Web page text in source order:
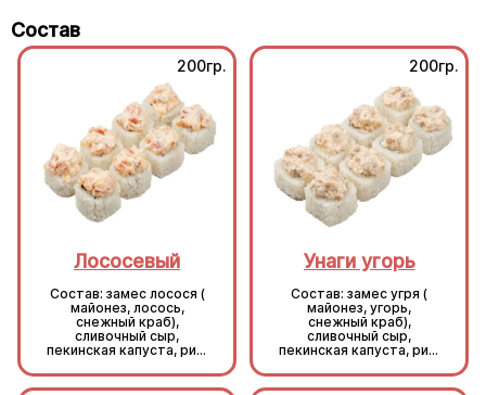
Состав
200гр.
Лососевый
Состав: замес лосося (
майонез, лосось,
снежный краб),
сливочный сыр,
пекинская капуста, рис,
200гр.
Унаги угорь
Состав: замес угря (
майонез, угорь,
снежный краб),
сливочный сыр,
пекинская капуста, рис,